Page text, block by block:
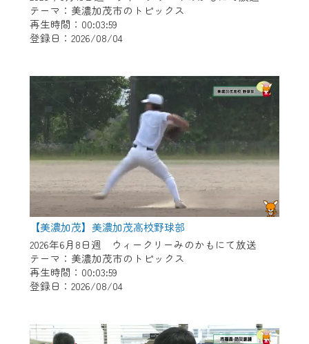
テーマ：美濃加茂市のトピックス
再生時間：00:03:59
登録日：2026/08/04
【美濃加茂】美濃加茂高校野球部
2026年6月8日週 ウィークリーみのかもにて放送
テーマ：美濃加茂市のトピックス
再生時間：00:03:59
登録日：2026/08/04
ンテナンス作業を予定しています。
作業の間は、CCNetWebTVの画面が「メン
テナンス中」になり、ご利用いただけませ
ん。
ご不便をおかけいたしますが、ご了承の程
よろしくお願いいたします。